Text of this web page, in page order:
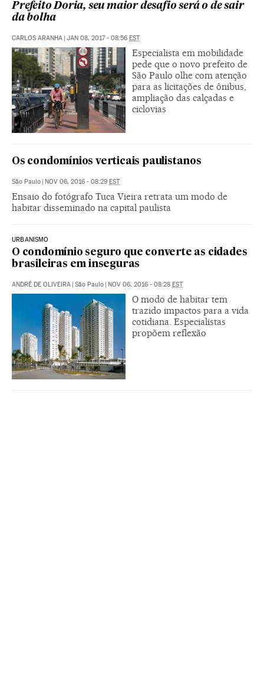
Prefeito Doria, seu maior desafio será o de sair
da bolha
CARLOS ARANHA | JAN 08, 2017 - 08:56 EST
Especialista em mobilidade
pede que o novo prefeito de
São Paulo olhe com atenção
para as licitações de ônibus,
ampliação das calçadas e
ciclovias
Os condomínios verticais paulistanos
São Paulo | NOV 06, 2016 - 08:29 EST
Ensaio do fotógrafo Tuca Vieira retrata um modo de
habitar disseminado na capital paulista
URBANISMO
O condomínio seguro que converte as cidades
brasileiras em inseguras
ANDRÉ DE OLIVEIRA | São Paulo | NOV 06, 2016 - 08:28 EST
O modo de habitar tem
trazido impactos para a vida
cotidiana. Especialistas
propõem reflexão